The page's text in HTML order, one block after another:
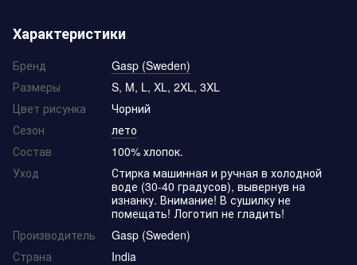
Характеристики
Бренд
Gasp (Sweden)
Размеры
S, M, L, XL, 2XL, 3XL
Цвет рисунка
Чорний
Сезон
лето
Состав
100% хлопок.
Уход
Стирка машинная и ручная в холодной
воде (30-40 градусов), вывернув на
изнанку. Внимание! В сушилку не
помещать! Логотип не гладить!
Производитель
Gasp (Sweden)
Страна
India